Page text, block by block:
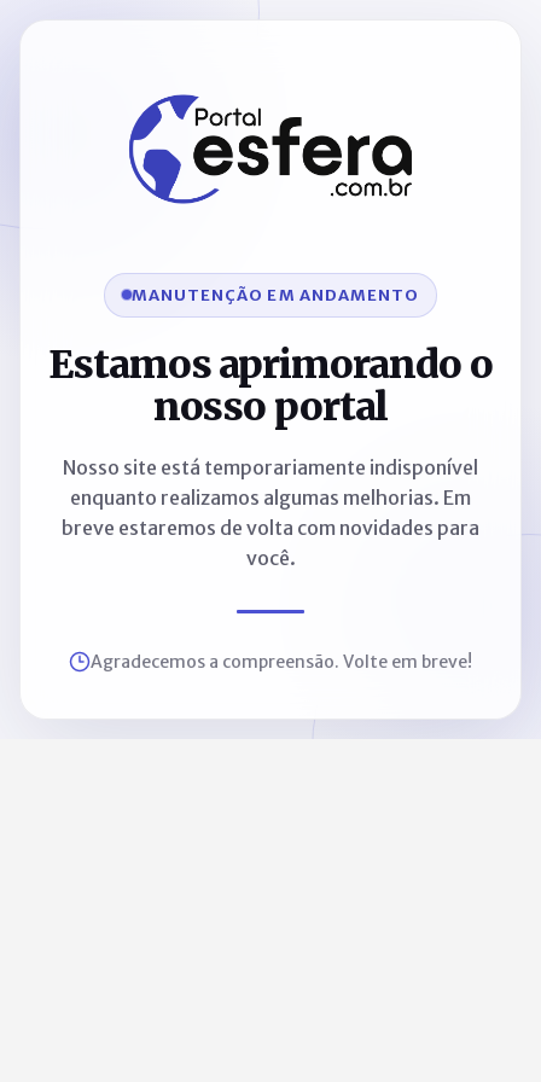
MANUTENÇÃO EM ANDAMENTO
Estamos aprimorando o
nosso portal
Nosso site está temporariamente indisponível
enquanto realizamos algumas melhorias. Em
breve estaremos de volta com novidades para
você.
Agradecemos a compreensão. Volte em breve!